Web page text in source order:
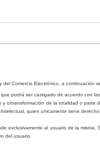
Comercio Electrónico, a continuación
podrá ser castigado de acuerdo con
y o/transformación de la totalidad o parte
quien unicamente tiene
al usuario de la
del usuario.